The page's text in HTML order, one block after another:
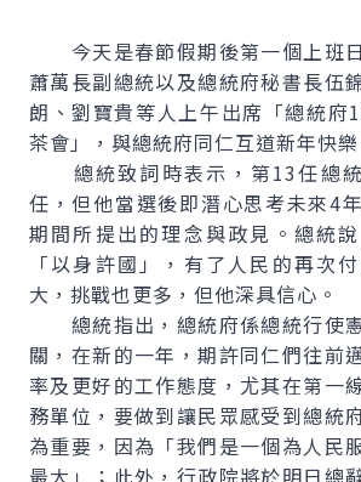
今天是春節假期後第一個上班日
蕭萬長副總統以及總統府秘書長伍
朗、劉寶貴等人上午出席「總統府
茶會」，與總統府同仁互道新年快樂
總統致詞時表示，第13任總
任，但他當選後即潛心思考未來4
期間所提出的理念與政見。總統
「以身許國」，有了人民的再次
大，挑戰也更多，但他深具信心。
總統指出，總統府係總統行使
關，在新的一年，期許同仁們往前
率及更好的工作態度，尤其在第一
務單位，要做到讓民眾感受到總統
為重要，因為「我們是一個為人民
最大」；此外，行政院將於明日總